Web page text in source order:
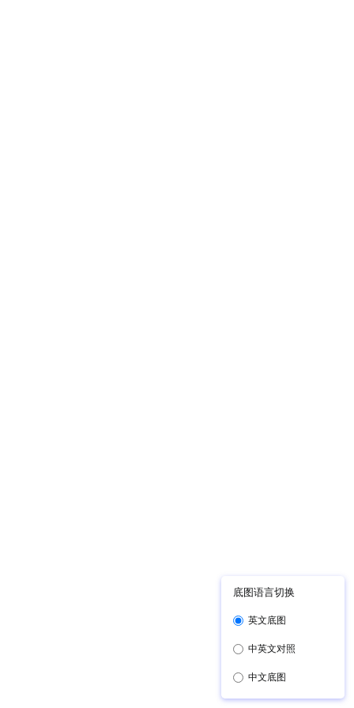
底图语言切换
英文底图
中英文对照
中文底图